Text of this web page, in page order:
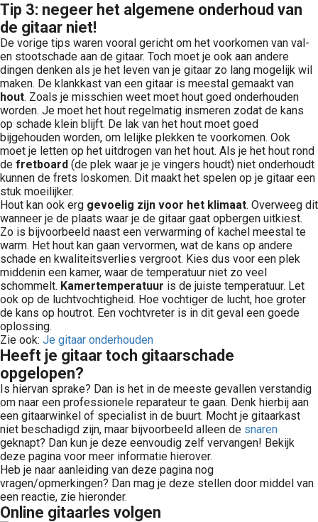
Tip 3: negeer het algemene onderhoud van
de gitaar niet!
De vorige tips waren vooral gericht om het voorkomen van val-
en stootschade aan de gitaar. Toch moet je ook aan andere
dingen denken als je het leven van je gitaar zo lang mogelijk wil
maken. De klankkast van een gitaar is meestal gemaakt van
hout. Zoals je misschien weet moet hout goed onderhouden
worden. Je moet het hout regelmatig insmeren zodat de kans
op schade klein blijft. De lak van het hout moet goed
bijgehouden worden, om lelijke plekken te voorkomen. Ook
moet je letten op het uitdrogen van het hout. Als je het hout rond
de fretboard (de plek waar je je vingers houdt) niet onderhoudt
kunnen de frets loskomen. Dit maakt het spelen op je gitaar een
stuk moeilijker.
Hout kan ook erg gevoelig zijn voor het klimaat. Overweeg dit
wanneer je de plaats waar je de gitaar gaat opbergen uitkiest.
Zo is bijvoorbeeld naast een verwarming of kachel meestal te
warm. Het hout kan gaan vervormen, wat de kans op andere
schade en kwaliteitsverlies vergroot. Kies dus voor een plek
middenin een kamer, waar de temperatuur niet zo veel
schommelt. Kamertemperatuur is de juiste temperatuur. Let
ook op de luchtvochtigheid. Hoe vochtiger de lucht, hoe groter
de kans op houtrot. Een vochtvreter is in dit geval een goede
oplossing.
Zie ook: Je gitaar onderhouden
Heeft je gitaar toch gitaarschade
opgelopen?
Is hiervan sprake? Dan is het in de meeste gevallen verstandig
om naar een professionele reparateur te gaan. Denk hierbij aan
een gitaarwinkel of specialist in de buurt. Mocht je gitaarkast
niet beschadigd zijn, maar bijvoorbeeld alleen de snaren
geknapt? Dan kun je deze eenvoudig zelf vervangen! Bekijk
deze pagina voor meer informatie hierover.
Heb je naar aanleiding van deze pagina nog
vragen/opmerkingen? Dan mag je deze stellen door middel van
een reactie, zie hieronder.
Online gitaarles volgen